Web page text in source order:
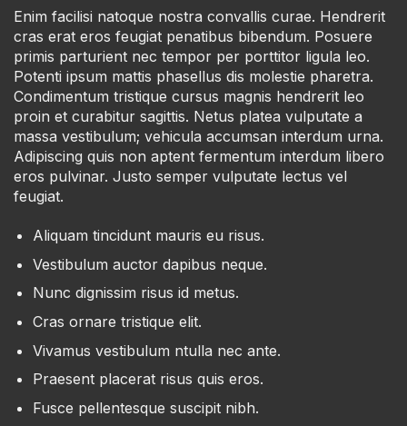
Enim facilisi natoque nostra convallis curae. Hendrerit
cras erat eros feugiat penatibus bibendum. Posuere
primis parturient nec tempor per porttitor ligula leo.
Potenti ipsum mattis phasellus dis molestie pharetra.
Condimentum tristique cursus magnis hendrerit leo
proin et curabitur sagittis. Netus platea vulputate a
massa vestibulum; vehicula accumsan interdum urna.
Adipiscing quis non aptent fermentum interdum libero
eros pulvinar. Justo semper vulputate lectus vel
feugiat.
Aliquam tincidunt mauris eu risus.
Vestibulum auctor dapibus neque.
Nunc dignissim risus id metus.
Cras ornare tristique elit.
Vivamus vestibulum ntulla nec ante.
Praesent placerat risus quis eros.
Fusce pellentesque suscipit nibh.